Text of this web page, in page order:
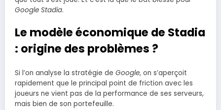
Google Stadia.
Le modèle économique de Stadia
: origine des problèmes ?
Si l’on analyse la stratégie de Google, on s’aperçoit
rapidement que le principal point de friction avec les
joueurs ne vient pas de la performance de ses serveurs,
mais bien de son portefeuille.